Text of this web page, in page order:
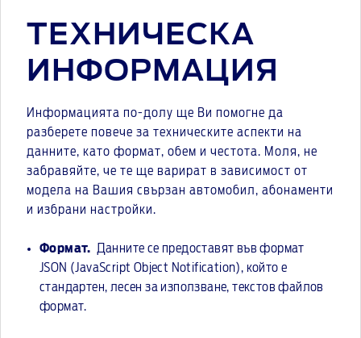
ТЕХНИЧЕСКА
ИНФОРМАЦИЯ
Информацията по-долу ще Ви помогне да
разберете повече за техническите аспекти на
данните, като формат, обем и честота. Моля, не
забравяйте, че те ще варират в зависимост от
модела на Вашия свързан автомобил, абонаменти
и избрани настройки.
Формат. Данните се предоставят във формат
JSON (JavaScript Object Notification), който е
стандартен, лесен за използване, текстов файлов
формат.